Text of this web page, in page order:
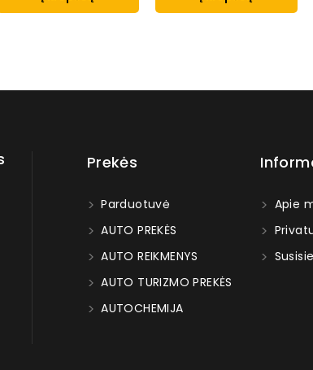
Prekės
Parduotuvė
AUTO PREKĖS
AUTO REIKMENYS
AUTO TURIZMO PREKĖS
AUTOCHEMIJA
Apie